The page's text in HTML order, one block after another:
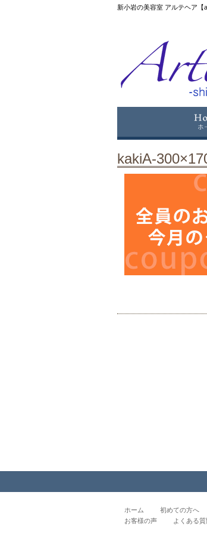
新小岩の美容室 アルテヘア【
kakiA-
ホーム 初めての方へ
お客様の声
よくある質